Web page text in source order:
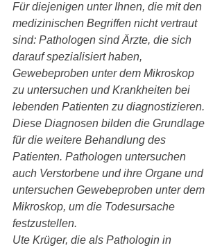
Für diejenigen unter Ihnen, die mit den
medizinischen Begriffen nicht vertraut
sind: Pathologen sind Ärzte, die sich
darauf spezialisiert haben,
Gewebeproben unter dem Mikroskop
zu untersuchen und Krankheiten bei
lebenden Patienten zu diagnostizieren.
Diese Diagnosen bilden die Grundlage
für die weitere Behandlung des
Patienten. Pathologen untersuchen
auch Verstorbene und ihre Organe und
untersuchen Gewebeproben unter dem
Mikroskop, um die Todesursache
festzustellen.
Ute Krüger, die als Pathologin in